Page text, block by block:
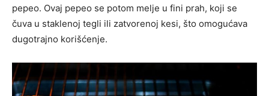
pepeo. Ovaj pepeo se potom melje u fini prah, koji se
čuva u staklenoj tegli ili zatvorenoj kesi, što omogućava
dugotrajno korišćenje.